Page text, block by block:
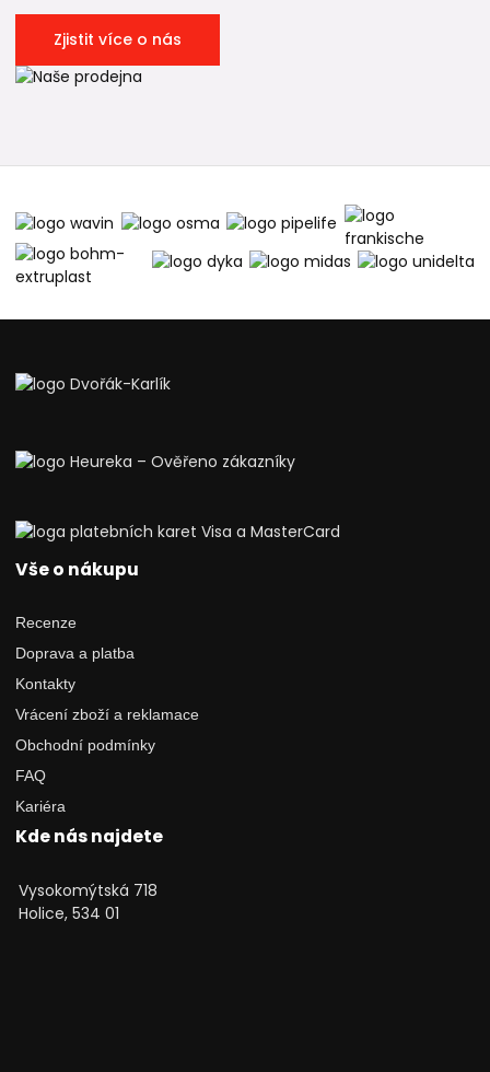
Zjistit více o nás
Vše o nákupu
Recenze
Doprava a platba
Kontakty
Vrácení zboží a reklamace
Obchodní podmínky
FAQ
Kariéra
Kde nás najdete
Vysokomýtská 718
Holice, 534 01